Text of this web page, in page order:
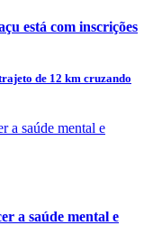
está com inscrições
de 12 km cruzando
a saúde mental e